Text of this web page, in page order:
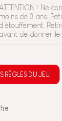
! Ne
moins de 3 ans.
d’étouffement.
avant de donner
RÈGLES DU JEU